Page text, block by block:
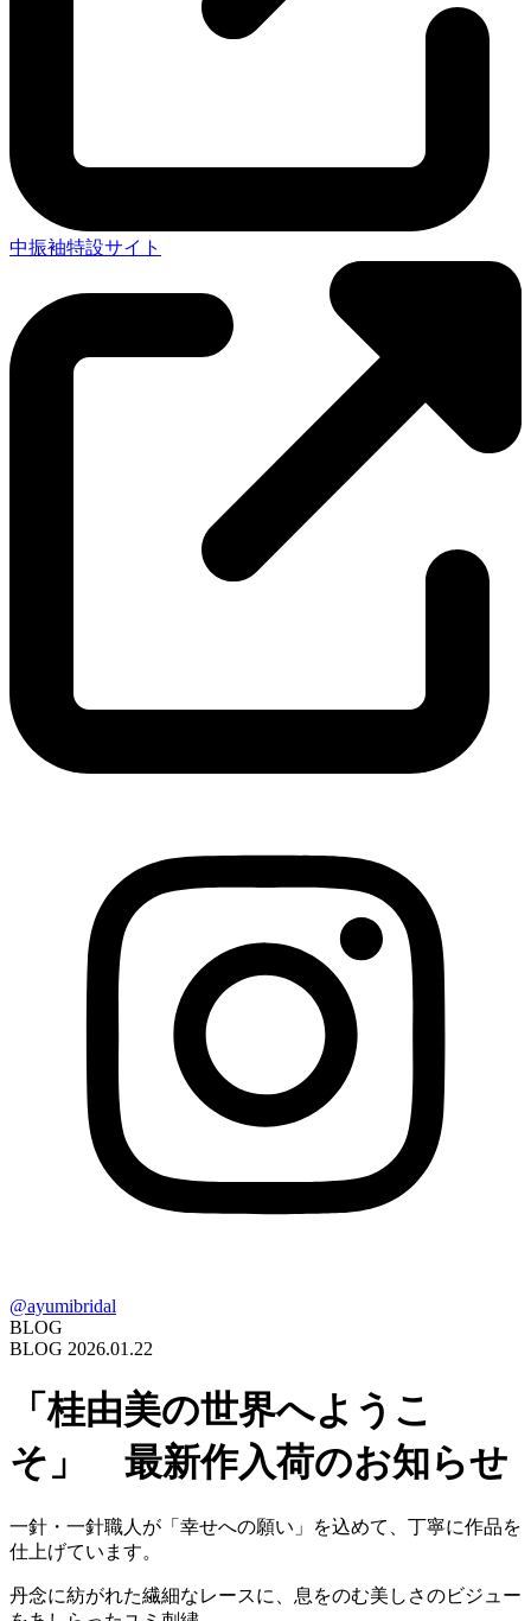
中振袖特設サイト
@ayumibridal
BLOG
BLOG 2026.01.22
「桂由美の世界へようこ
そ」 最新作入荷のお知らせ
一針・一針職人が「幸せへの願い」を込めて、丁寧に作品を
仕上げています。
丹念に紡がれた繊細なレースに、息をのむ美しさのビジュー